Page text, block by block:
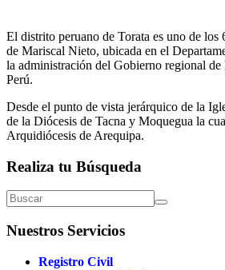
El distrito peruano de Torata es uno de los
de Mariscal Nieto, ubicada en el
la administración del Gobierno regional de
Perú.
Desde el punto de vista jerárquico de la
de la Diócesis de Tacna y Moquegua la
Arquidiócesis de Arequipa.
Realiza tu Búsqueda
Nuestros Servicios
Registro Civil